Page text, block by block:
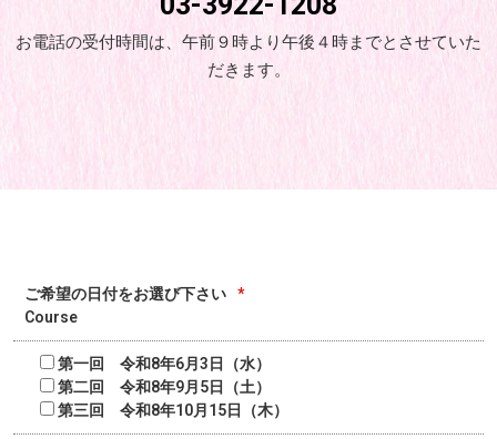
お電話の受付時間は、午前９時より午後４時までとさせていた
だきます。
ご希望の日付をお選び下さい
*
Course
第一回 令和8年6月3日（水）
第二回 令和8年9月5日（土）
第三回 令和8年10月15日（木）